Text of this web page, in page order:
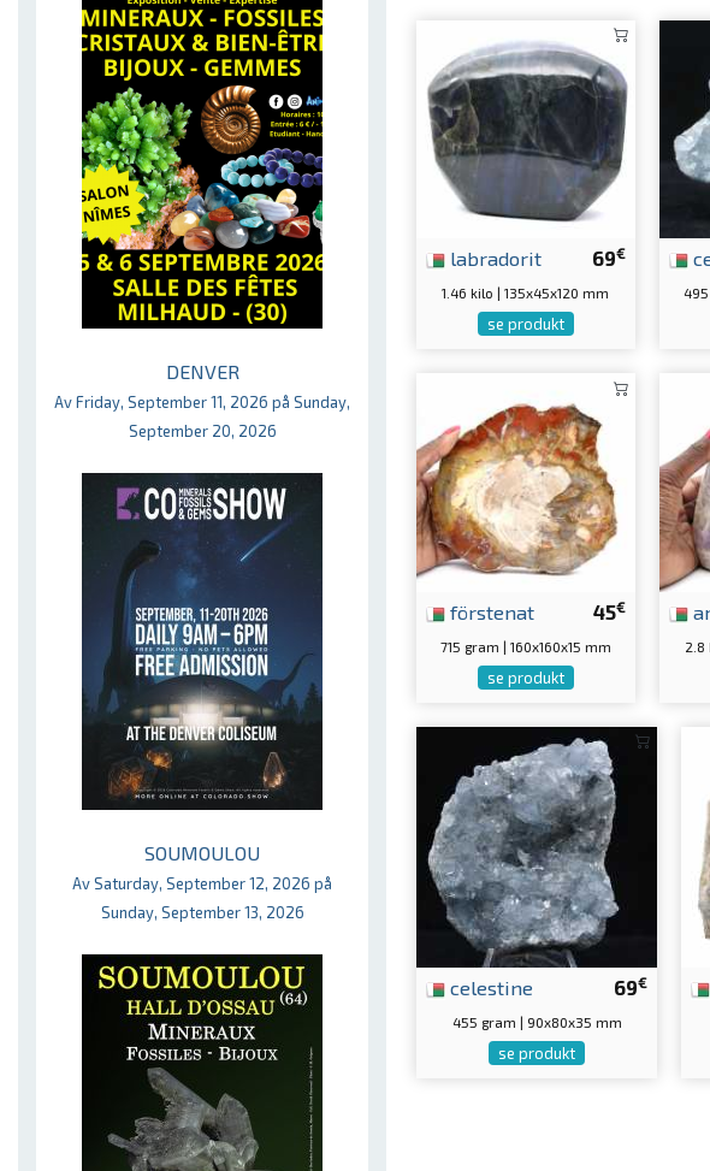
DENVER
Av Friday, September 11, 2026 på Sunday,
September 20, 2026
SOUMOULOU
Av Saturday, September 12, 2026 på
Sunday, September 13, 2026
69€
labradorit
1.46 kilo | 135x45x120 mm
se produkt
45€
förstenat
715 gram | 160x160x15 mm
se produkt
2.8
69€
celestine
455 gram | 90x80x35 mm
se produkt